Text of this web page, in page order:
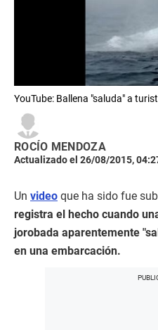
YouTube: Ballena "saluda" a
ROCÍO MENDOZA
Actualizado el 26/08/2015,
Un video que ha sido fue
registra el hecho cuando
jorobada aparentemente
en una embarcación.